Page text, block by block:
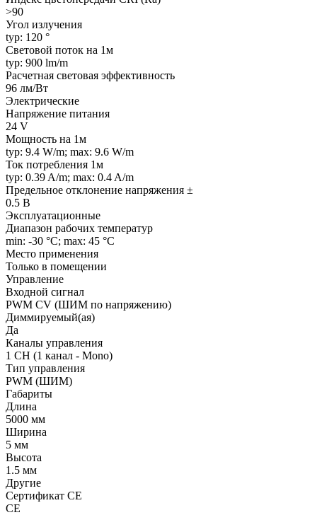
>90
Угол излучения
typ: 120 °
Световой поток на 1м
typ: 900 lm/m
Расчетная световая эффективность
96 лм/Вт
Электрические
Напряжение питания
24 V
Мощность на 1м
typ: 9.4 W/m; max: 9.6 W/m
Ток потребления 1м
typ: 0.39 A/m; max: 0.4 A/m
Предельное отклонение напряжения ±
0.5 В
Эксплуатационные
Диапазон рабочих температур
min: -30 °C; max: 45 °C
Место применения
Только в помещении
Управление
Входной сигнал
PWM СV (ШИМ по напряжению)
Диммируемый(ая)
Да
Каналы управления
1 CH (1 канал - Mono)
Тип управления
PWM (ШИМ)
Габариты
Длина
5000 мм
Ширина
5 мм
Высота
1.5 мм
Другие
Сертификат CE
CE